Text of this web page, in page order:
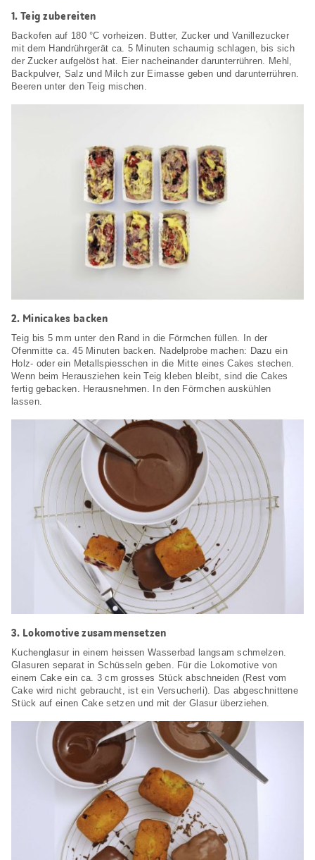
1.Teig zubereiten
Backofen auf 180 °C vorheizen. Butter, Zucker und Vanillezucker
mit dem Handrührgerät ca. 5 Minuten schaumig schlagen, bis sich
der Zucker aufgelöst hat. Eier nacheinander darunterrühren. Mehl,
Backpulver, Salz und Milch zur Eimasse geben und darunterrühren.
Beeren unter den Teig mischen.
2. Minicakes backen
Teig bis 5 mm unter den Rand in die Förmchen füllen. In der
Ofenmitte ca. 45 Minuten backen. Nadelprobe machen: Dazu ein
Holz- oder ein Metallspiesschen in die Mitte eines Cakes stechen.
Wenn beim Herausziehen kein Teig kleben bleibt, sind die Cakes
fertig gebacken. Herausnehmen. In den Förmchen auskühlen
lassen.
3. Lokomotive zusammensetzen
Kuchenglasur in einem heissen Wasserbad langsam schmelzen.
Glasuren separat in Schüsseln geben. Für die Lokomotive von
einem Cake ein ca. 3 cm grosses Stück abschneiden (Rest vom
Cake wird nicht gebraucht, ist ein Versucherli). Das abgeschnittene
Stück auf einen Cake setzen und mit der Glasur überziehen.